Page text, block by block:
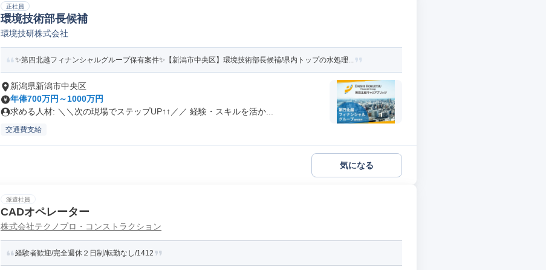
正社員
環境技術部長候補
環境技研株式会社
✨️第四北越フィナンシャルグループ保有案件✨️【新潟市中央区】環境技術部長候補/県内トップの水処理...
新潟県新潟市中央区
年俸700万円～1000万円
求める人材: ＼＼次の現場でステップUP↑↑／／ 経験・スキルを活か...
交通費支給
気になる
派遣社員
CADオペレーター
株式会社テクノプロ・コンストラクション
経験者歓迎/完全週休２日制/転勤なし/1412